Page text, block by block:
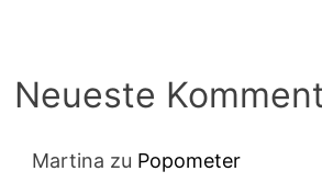
Neueste
Martina zu Popometer